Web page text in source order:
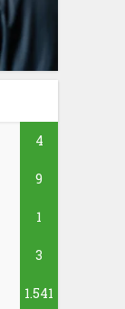
4
9
1
3
1.541